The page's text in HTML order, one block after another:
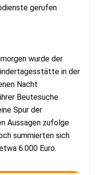
gerufen
wurde der
in der
Nacht
Beutesuche
Spur der
Aussagen zufolge
summierten sich
6.000 Euro.